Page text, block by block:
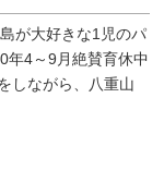
が大好きな1児のパ
年4～9月絶賛育休中
しながら、八重山